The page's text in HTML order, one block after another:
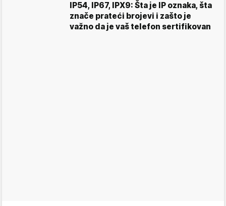
IP54, IP67, IPX9: Šta je IP oznaka, šta
znače prateći brojevi i zašto je
važno da je vaš telefon sertifikovan